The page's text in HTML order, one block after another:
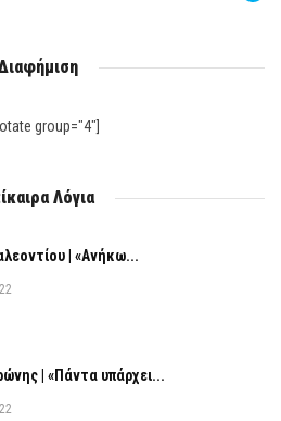
group="4"]
Λόγια
| «Ανήκω...
| «Πάντα υπάρχει...